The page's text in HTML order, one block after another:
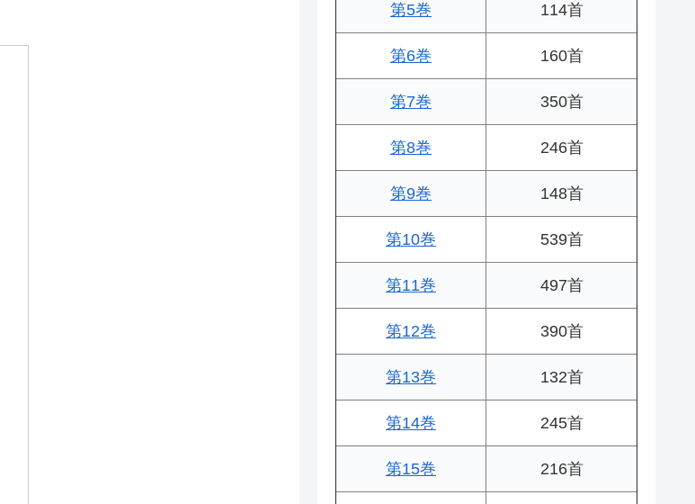
第5巻 114首
第6巻 160首
第7巻 350首
第8巻 246首
第9巻 148首
第10巻 539首
第11巻 497首
第12巻 390首
第13巻 132首
第14巻 245首
第15巻 216首